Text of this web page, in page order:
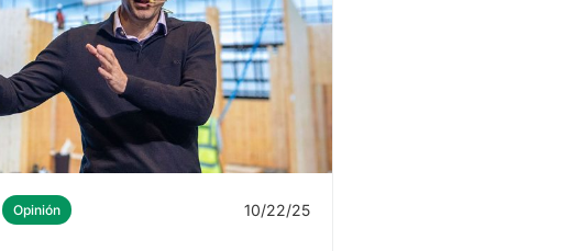
Opinión 10/22/25